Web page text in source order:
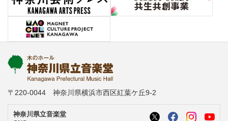
〒220-0044 神奈川県横浜市西区紅葉ケ丘9-2
神奈川県立音楽堂